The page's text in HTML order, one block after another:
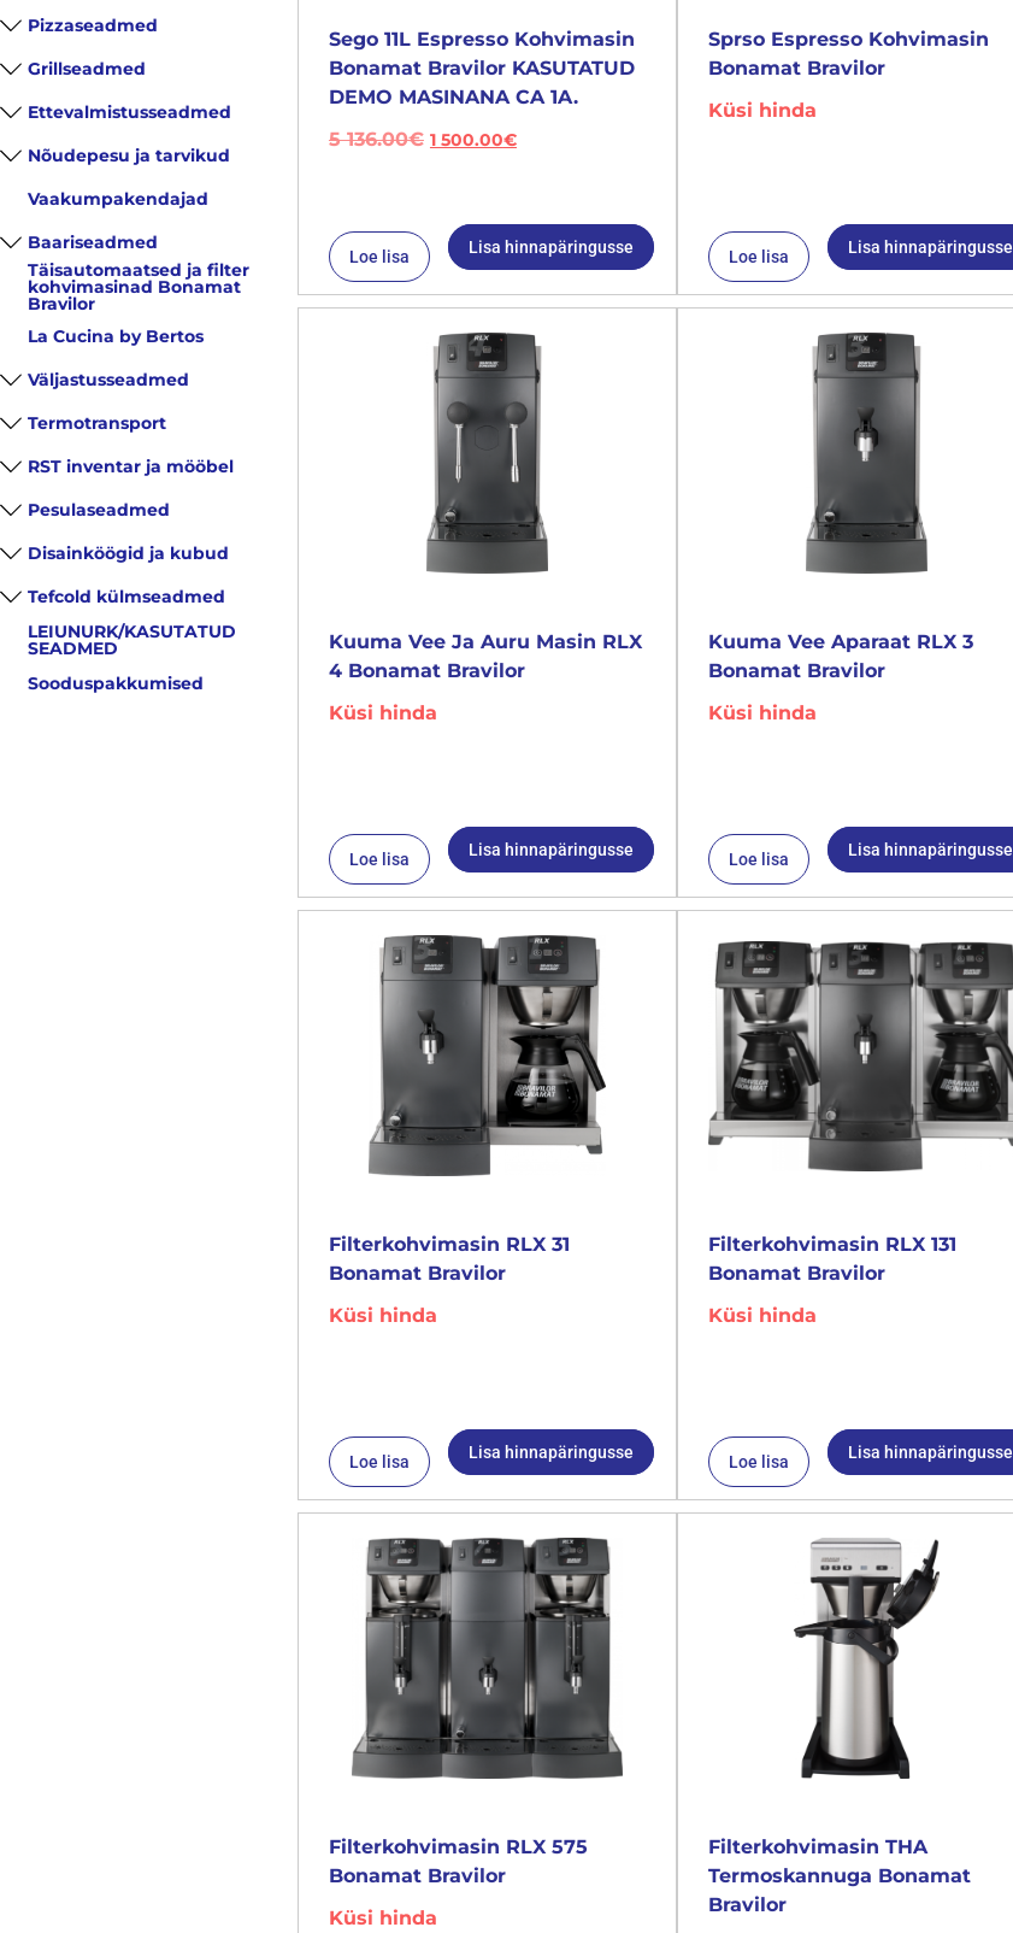
Pizzaseadmed
Grillseadmed
Ettevalmistusseadmed
Nõudepesu ja tarvikud
Vaakumpakendajad
Baariseadmed
Täisautomaatsed ja filter
kohvimasinad Bonamat
Bravilor
La Cucina by Bertos
Väljastusseadmed
Termotransport
RST inventar ja mööbel
Pesulaseadmed
Disainköögid ja kubud
Tefcold külmseadmed
LEIUNURK/KASUTATUD
SEADMED
Sooduspakkumised
Sego 11L Espresso Kohvimasin
Bonamat Bravilor KASUTATUD
DEMO MASINANA CA 1A.
5 136.00€ 1 500.00€
Loe lisa Lisa hinnapäringusse
Sprso Espresso Kohvimasin
Bonamat Bravilor
Küsi hinda
Loe lisa Lisa hinnapäringusse
Kuuma Vee Ja Auru Masin RLX
4 Bonamat Bravilor
Küsi hinda
Loe lisa Lisa hinnapäringusse
Kuuma Vee Aparaat RLX 3
Bonamat Bravilor
Küsi hinda
Loe lisa Lisa hinnapäringusse
Filterkohvimasin RLX 31
Bonamat Bravilor
Küsi hinda
Loe lisa Lisa hinnapäringusse
Filterkohvimasin RLX 131
Bonamat Bravilor
Küsi hinda
Loe lisa Lisa hinnapäringusse
Filterkohvimasin RLX 575
Bonamat Bravilor
Küsi hinda
Filterkohvimasin THA
Termoskannuga Bonamat
Bravilor